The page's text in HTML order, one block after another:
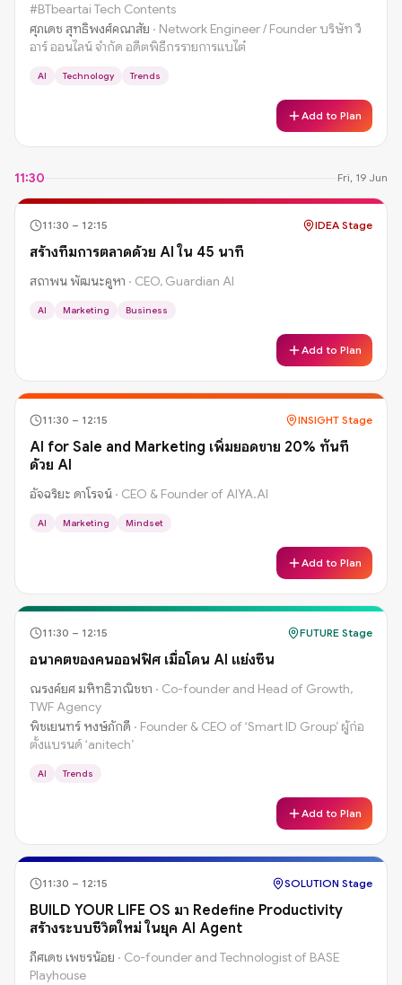
#BTbeartai Tech Contents
ศุภเดช สุทธิพงศ์คณาสัย · Network Engineer / Founder บริษัท วี
อาร์ ออนไลน์ จำกัด อดีตพิธีกรรายการแบไต๋
AI Technology Trends
Add to Plan
11:30 Fri, 19 Jun
11:30 – 12:15 IDEA Stage
สร้างทีมการตลาดด้วย AI ใน 45 นาที
สถาพน พัฒนะคูหา · CEO, Guardian AI
AI Marketing Business
Add to Plan
11:30 – 12:15 INSIGHT Stage
AI for Sale and Marketing เพิ่มยอดขาย 20% ทันที
ด้วย AI
อัจฉริยะ ดาโรจน์ · CEO & Founder of AIYA.AI
AI Marketing Mindset
Add to Plan
11:30 – 12:15 FUTURE Stage
อนาคตของคนออฟฟิศ เมื่อโดน AI แย่งซีน
ณรงค์ยศ มหิทธิวาณิชชา · Co-founder and Head of Growth,
TWF Agency
พิชเยนทร์ หงษ์ภักดี · Founder & CEO of ‘Smart ID Group’ ผู้ก่อ
ตั้งแบรนด์ ‘anitech’
AI Trends
Add to Plan
11:30 – 12:15 SOLUTION Stage
BUILD YOUR LIFE OS มา Redefine Productivity
สร้างระบบชีวิตใหม่ ในยุค AI Agent
ภีศเดช เพชรน้อย · Co-founder and Technologist of BASE
Playhouse